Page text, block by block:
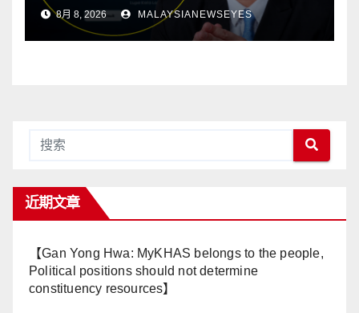
有健康政治】
8月 8, 2026 MALAYSIANEWSEYES
近期文章
【Gan Yong Hwa: MyKHAS belongs to the people,
Political positions should not determine
constituency resources】